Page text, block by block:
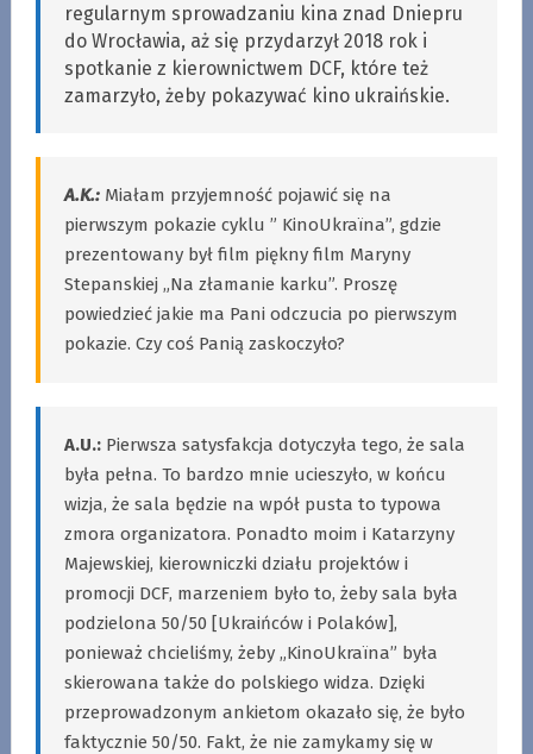
regularnym sprowadzaniu kina znad Dniepru
do Wrocławia, aż się przydarzył 2018 rok i
spotkanie z kierownictwem DCF, które też
zamarzyło, żeby pokazywać kino ukraińskie.
A.K.:Miałam przyjemność pojawić się na
pierwszym pokazie cyklu ” KinoUkraїna”, gdzie
prezentowany był film piękny film Maryny
Stepanskiej „Na złamanie karku”. Proszę
powiedzieć jakie ma Pani odczucia po pierwszym
pokazie. Czy coś Panią zaskoczyło?
A.U.:Pierwsza satysfakcja dotyczyła tego, że sala
była pełna. To bardzo mnie ucieszyło, w końcu
wizja, że sala będzie na wpół pusta to typowa
zmora organizatora. Ponadto moim i Katarzyny
Majewskiej, kierowniczki działu projektów i
promocji DCF, marzeniem było to, żeby sala była
podzielona 50/50 [Ukraińców i Polaków],
ponieważ chcieliśmy, żeby „KinoUkraїna” była
skierowana także do polskiego widza. Dzięki
przeprowadzonym ankietom okazało się, że było
faktycznie 50/50. Fakt, że nie zamykamy się w